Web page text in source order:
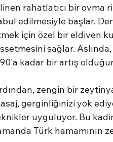
rahatlatıcı bir ovma
edilmesiyle başlar.
için özel bir eldiven
sağlar.
kadar bir artış
zengin bir
gerginliğinizi yok
uyguluyor. Bu
Türk hamamının